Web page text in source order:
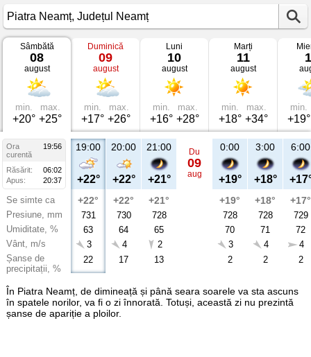
Vremea
Piatra
Neamț
Județul
Neamț
Sâmbătă
08
august
min.
+20°
max.
+25°
Duminică
09
august
min.
+17°
max.
+26°
Luni
10
august
min.
+16°
max.
+28°
Marți
11
august
min.
+18°
max.
+34°
min.
+19°
Ora
19:56
curentă
Răsărit:
06:02
Apus:
20:37
Se simte ca
Presiune, mm
Umiditate, %
Vânt, m/s
Șanse de
precipitații, %
19:00
+22°
+22°
731
63
3
22
20:00
+22°
+22°
730
64
4
17
21:00
+21°
+21°
728
65
2
13
Du
09
aug
0:00
+19°
+19°
728
70
3
2
3:00
+18°
+18°
728
71
4
2
6:00
+17°
729
72
4
2
În Piatra Neamț, de dimineață și până seara soarele va sta ascuns
în spatele norilor, va fi o zi înnorată. Totuși, această zi nu prezintă
șanse de apariție a ploilor.